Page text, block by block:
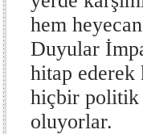
hem
Duyular
hitap
hiçbir politik
oluyorlar.